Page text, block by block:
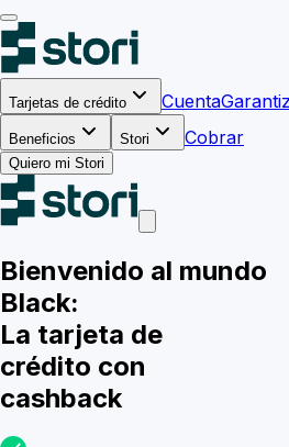
Tarjetas de crédito Cuenta
Beneficios Stori Cobrar
Quiero mi Stori
Bienvenido al mundo
Black:
La tarjeta de
crédito con
cashback